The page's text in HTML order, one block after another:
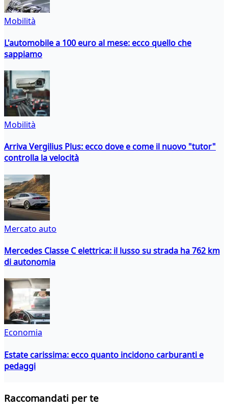
Mobilità
L'automobile a 100 euro al mese: ecco quello che
sappiamo
Mobilità
Arriva Vergilius Plus: ecco dove e come il nuovo "tutor"
controlla la velocità
Mercato auto
Mercedes Classe C elettrica: il lusso su strada ha 762 km
di autonomia
Economia
Estate carissima: ecco quanto incidono carburanti e
pedaggi
Raccomandati per te